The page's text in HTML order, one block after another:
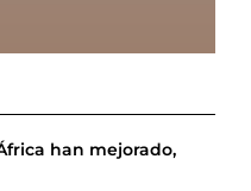
han mejorado,